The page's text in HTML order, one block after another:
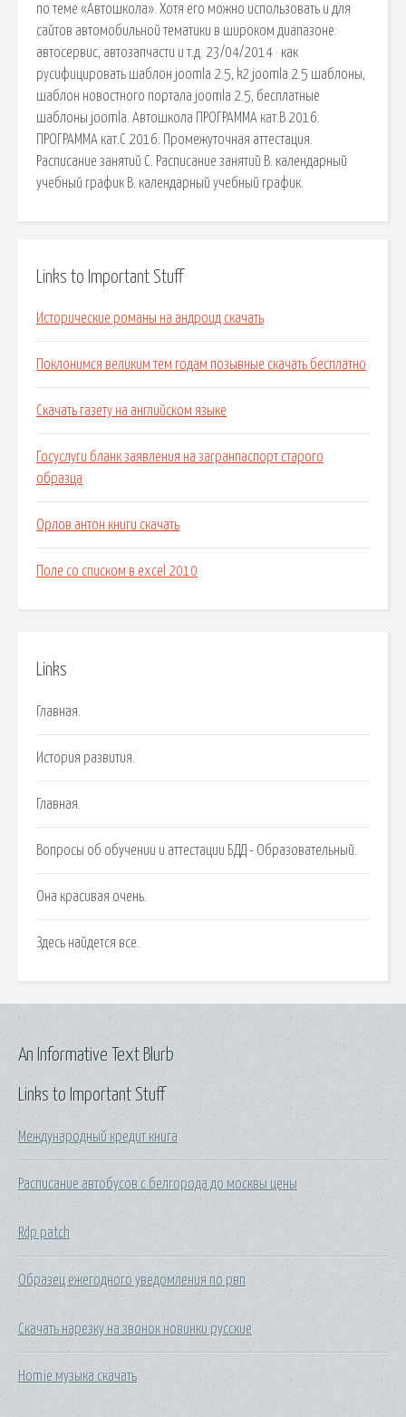
по теме «Автошкола». Хотя его можно использовать и для
сайтов автомобильной тематики в широком диапазоне:
автосервис, автозапчасти и т.д. 23/04/2014 · как
русифицировать шаблон joomla 2.5, k2 joomla 2.5 шаблоны,
шаблон новостного портала joomla 2.5, бесплатные
шаблоны joomla. Автошкола ПРОГРАММА кат.В 2016.
ПРОГРАММА кат.С 2016. Промежуточная аттестация.
Расписание занятий С. Расписание занятий В. календарный
учебный график В. календарный учебный график.
Links to Important Stuff
Исторические романы на андроид скачать
Поклонимся великим тем годам позывные скачать бесплатно
Скачать газету на английском языке
Госуслуги бланк заявления на загранпаспорт старого
образца
Орлов антон книги скачать
Поле со списком в excel 2010
Links
Главная.
История развития.
Главная.
Вопросы об обучении и аттестации БДД - Образовательный.
Она красивая очень.
Здесь найдется все.
Links to Important Stuff
Международный кредит книга
Расписание автобусов с белгорода до москвы цены
Rdp patch
Образец ежегодного уведомления по рвп
Скачать нарезку на звонок новинки русские
Homie музыка скачать
An Informative Text Blurb